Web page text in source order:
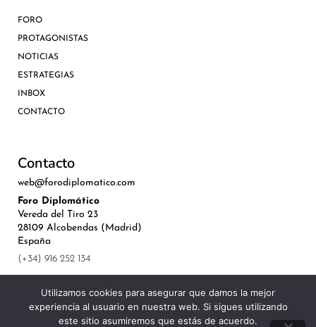
FORO
PROTAGONISTAS
NOTICIAS
ESTRATEGIAS
INBOX
CONTACTO
Contacto
web@forodiplomatico.com
Foro Diplomático
Vereda del Tiro 23
28109 Alcobendas (Madrid)
España
(+34) 916 252 134
Utilizamos cookies para asegurar que damos la mejor
experiencia al usuario en nuestra web. Si sigues utilizando
este sitio asumiremos que estás de acuerdo.